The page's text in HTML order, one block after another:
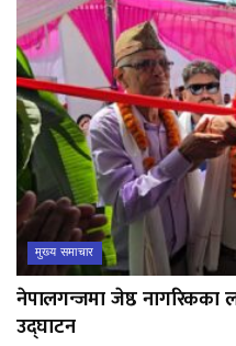
मुख्य समाचार
नेपालगन्जमा जेष्ठ नागरिकका
उद्घाटन